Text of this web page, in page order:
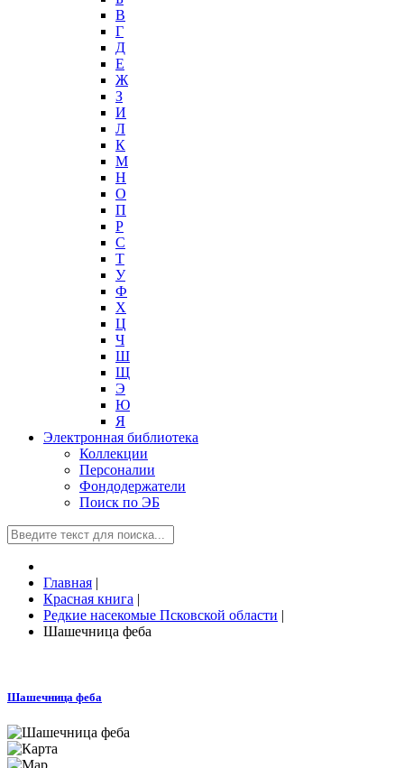
В
Г
Д
Е
Ж
З
И
Л
К
М
Н
О
П
Р
С
Т
У
Ф
Х
Ц
Ч
Ш
Щ
Э
Ю
Я
Электронная библиотека
Коллекции
Персоналии
Фондодержатели
Поиск по ЭБ
Главная |
Красная книга |
Редкие насекомые Псковской области |
Шашечница феба
Шашечница феба